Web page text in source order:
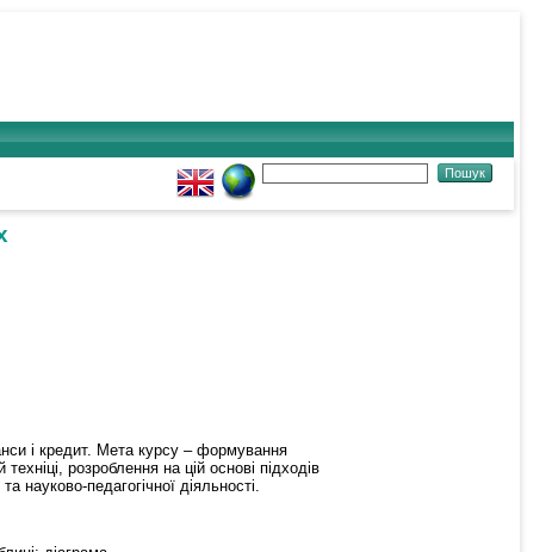
і кредит. Мета курсу – формування
розроблення на цій основі підходів
науково-педагогічної діяльності.